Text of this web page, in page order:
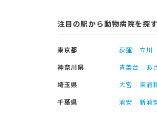
注目の駅から動物病院を探す
東京都 荻窪 立川
神奈川県
青葉台 あ
埼玉県
大宮 東浦
千葉県
浦安 新浦